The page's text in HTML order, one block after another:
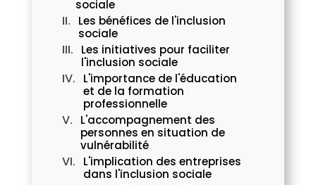
sociale
Les bénéfices de l'inclusion
sociale
Les initiatives pour faciliter
l'inclusion sociale
L'importance de l'éducation
et de la formation
professionnelle
L'accompagnement des
personnes en situation de
vulnérabilité
L'implication des entreprises
dans l'inclusion sociale